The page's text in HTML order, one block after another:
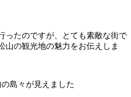
たのですが、とても素敵な街で
山の観光地の魅力をお伝えしま
島々が見えました